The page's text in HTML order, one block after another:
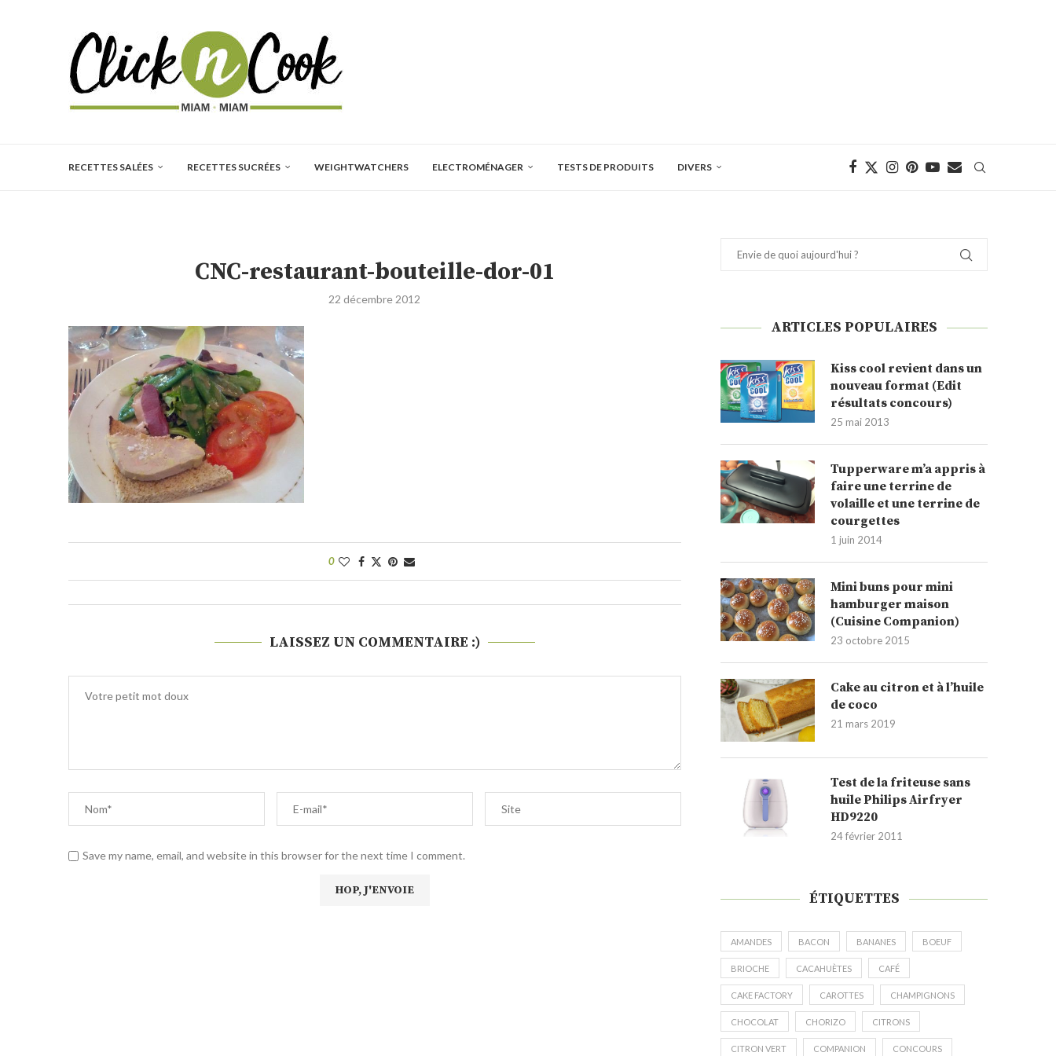
RECETTES SALÉES RECETTES SUCRÉES WEIGHTWATCHERS ELECTROMÉNAGER TESTS DE PRODUITS DIVERS
CNC-restaurant-bouteille-dor-01
22 décembre 2012
0
LAISSEZ UN COMMENTAIRE :)
Save my name, email, and website in this browser for the next time I comment.
ARTICLES POPULAIRES
Kiss cool revient dans un
nouveau format (Edit
résultats concours)
25 mai 2013
Tupperware m’a appris à
faire une terrine de
volaille et une terrine de
courgettes
1 juin 2014
Mini buns pour mini
hamburger maison
(Cuisine Companion)
23 octobre 2015
Cake au citron et à l’huile
de coco
21 mars 2019
Test de la friteuse sans
huile Philips Airfryer
HD9220
24 février 2011
ÉTIQUETTES
AMANDES BACON BANANES BOEUF
BRIOCHE CACAHUÈTES CAFÉ
CAKE FACTORY CAROTTES CHAMPIGNONS
CHOCOLAT CHORIZO CITRONS
CITRON VERT COMPANION CONCOURS